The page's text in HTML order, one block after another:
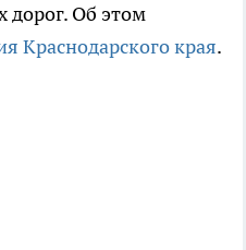
дорог. Об этом
Краснодарского края.